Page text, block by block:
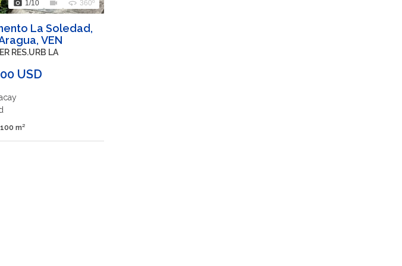
photo_camera 1 /10 videocam 360 360º
La Soledad,
VEN
RES.URB LA
USD
100 m²